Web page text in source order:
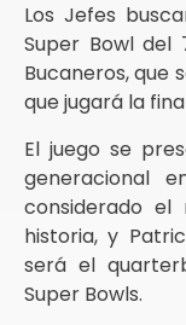
Los Jefes
Super Bowl
Bucaneros, que
que jugará la
El juego se
generacional
considerado
historia, y
será el
Super Bowls.